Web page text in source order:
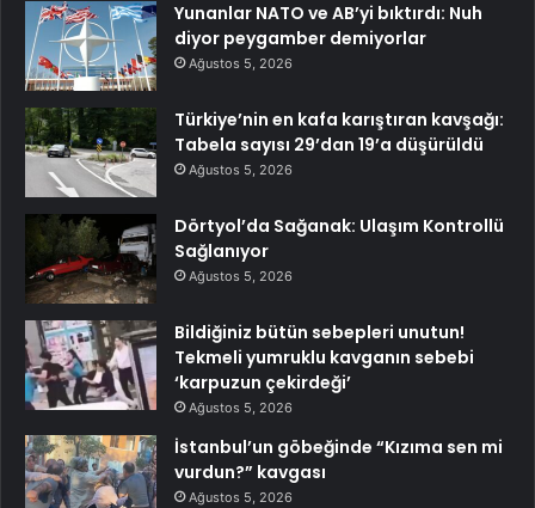
Yunanlar NATO ve AB’yi bıktırdı: Nuh
diyor peygamber demiyorlar
Ağustos 5, 2026
Türkiye’nin en kafa karıştıran kavşağı:
Tabela sayısı 29’dan 19’a düşürüldü
Ağustos 5, 2026
Dörtyol’da Sağanak: Ulaşım Kontrollü
Sağlanıyor
Ağustos 5, 2026
Bildiğiniz bütün sebepleri unutun!
Tekmeli yumruklu kavganın sebebi
‘karpuzun çekirdeği’
Ağustos 5, 2026
İstanbul’un göbeğinde “Kızıma sen mi
vurdun?” kavgası
Ağustos 5, 2026